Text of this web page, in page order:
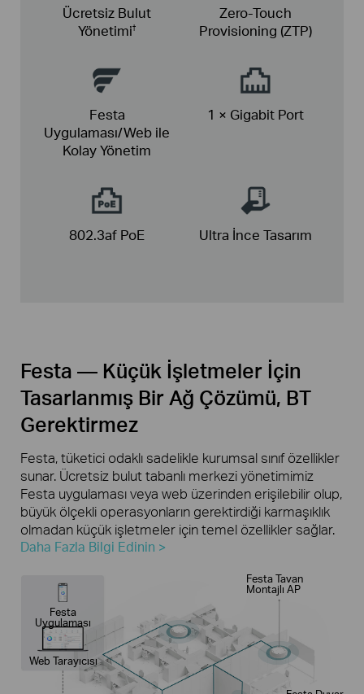
Ücretsiz Bulut
Yönetimi†
Zero-Touch
Provisioning (ZTP)
Festa
Uygulaması/Web ile
Kolay Yönetim
1 × Gigabit Port
802.3af PoE Ultra İnce Tasarım
Festa — Küçük İşletmeler İçin
Tasarlanmış Bir Ağ Çözümü, BT
Gerektirmez
Festa, tüketici odaklı sadelikle kurumsal sınıf özellikler
sunar. Ücretsiz bulut tabanlı merkezi yönetimimiz
Festa uygulaması veya web üzerinden erişilebilir olup,
büyük ölçekli operasyonların gerektirdiği karmaşıklık
olmadan küçük işletmeler için temel özellikler sağlar.
Daha Fazla Bilgi Edinin >
Festa
Uygulaması
Web Tarayıcısı
Festa Tavan
Montajlı AP